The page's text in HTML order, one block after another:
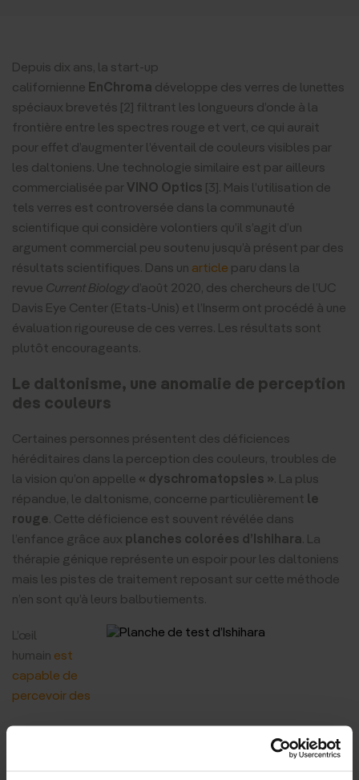
Depuis dix ans, la start-up
californienne EnChroma développe des verres de lunettes
spéciaux brevetés [2] filtrant les longueurs d’onde à la
frontière entre les spectres rouge et vert, ce qui aurait
pour effet d’augmenter l’éventail de couleurs visibles par
les daltoniens. Une technologie similaire est par ailleurs
commercialisée par VINO Optics [3]. Mais l’utilisation de
tels verres est controversée dans la communauté
scientifique qui considère volontiers qu’il s’agit d’un
argument commercial peu soutenu jusqu’à présent par des
résultats scientifiques. Dans un article paru dans la
revue Current Biologyd’août 2020, des chercheurs de l’UC
Davis Eye Center (Etats-Unis) et l’Inserm ont procédé à une
évaluation rigoureuse de ces verres. Les résultats sont
plutôt encourageants.
Le daltonisme, une anomalie de perception
des couleurs
Certaines personnes présentent des déficiences
héréditaires dans la perception des couleurs, troubles de
la vision qu’on appelle « dyschromatopsies » . La plus
répandue, le daltonisme, concerne particulièrement le
rouge . Cette déficience est souvent révélée dans
l’enfance grâce aux planches colorées d’Ishihara . La
thérapie génique représente un espoir pour les daltoniens
mais les pistes de traitement reposant sur cette méthode
n’en sont qu’à leurs balbutiements.
L’œil
humain est
capable de
percevoir des